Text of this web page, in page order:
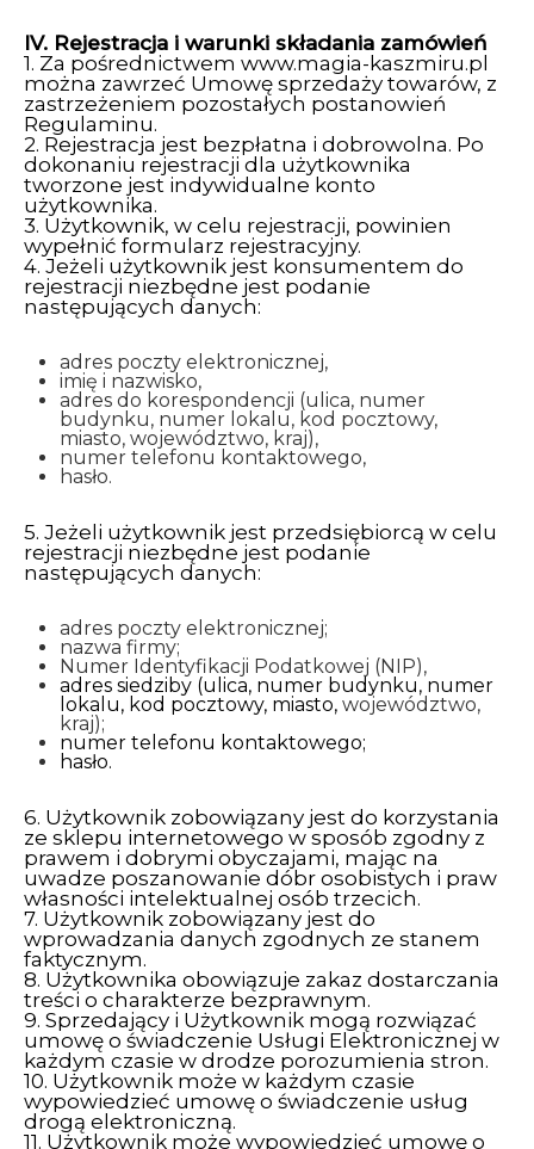
IV. Rejestracja i warunki składania zamówień
1. Za pośrednictwem www.magia-kaszmiru.pl
można zawrzeć Umowę sprzedaży towarów, z
zastrzeżeniem pozostałych postanowień
Regulaminu.
2. Rejestracja jest bezpłatna i dobrowolna. Po
dokonaniu rejestracji dla użytkownika
tworzone jest indywidualne konto
użytkownika.
3. Użytkownik, w celu rejestracji, powinien
wypełnić formularz rejestracyjny.
4. Jeżeli użytkownik jest konsumentem do
rejestracji niezbędne jest podanie
następujących danych:
adres poczty elektronicznej,
imię i nazwisko,
adres do korespondencji (ulica, numer
budynku, numer lokalu, kod pocztowy,
miasto, województwo, kraj),
numer telefonu kontaktowego,
hasło.
5. Jeżeli użytkownik jest przedsiębiorcą w celu
rejestracji niezbędne jest podanie
następujących danych:
adres poczty elektronicznej;
nazwa firmy;
Numer Identyfikacji Podatkowej (NIP),
adres siedziby (ulica, numer budynku, numer
lokalu, kod pocztowy, miasto, województwo,
kraj);
numer telefonu kontaktowego;
hasło.
6. Użytkownik zobowiązany jest do korzystania
ze sklepu internetowego w sposób zgodny z
prawem i dobrymi obyczajami, mając na
uwadze poszanowanie dóbr osobistych i praw
własności intelektualnej osób trzecich.
7. Użytkownik zobowiązany jest do
wprowadzania danych zgodnych ze stanem
faktycznym.
8. Użytkownika obowiązuje zakaz dostarczania
treści o charakterze bezprawnym.
9. Sprzedający i Użytkownik mogą rozwiązać
umowę o świadczenie Usługi Elektronicznej w
każdym czasie w drodze porozumienia stron.
10. Użytkownik może w każdym czasie
wypowiedzieć umowę o świadczenie usług
drogą elektroniczną.
11. Użytkownik może wypowiedzieć umowę o